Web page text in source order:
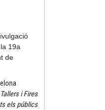
19a
de
Tallers i Fires
els públics